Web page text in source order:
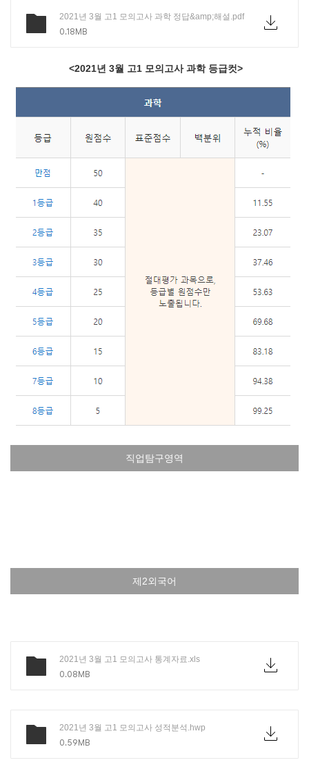
2021년 3월 고1 모의고사 과학 정답&amp;해설.pdf
0.18MB
<2021년 3월 고1 모의고사 과학 등급컷>
직업탐구영역
제2외국어
2021년 3월 고1 모의고사 통계자료.xls
0.08MB
2021년 3월 고1 모의고사 성적분석.hwp
0.59MB